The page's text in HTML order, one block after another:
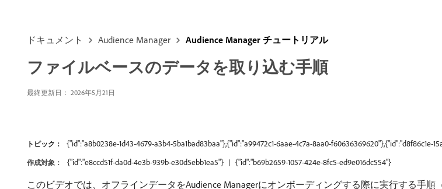
ドキュメント Audience Manager Audience Manager チュートリアル
ファイルベースのデータを取り込む手順
最終更新日： 2026年5月21日
トピック： {"id":"a8b0238e-1d43-4679-a3b4-5ba1bad83baa"},{"id":"a99472c1-6aae-4c7a-8aa0-f60636369620"},{"id":"d8f86c1e-
作成対象： {"id":"e8ccd51f-da0d-4e3b-939b-e30d5ebb1ea5"} {"id":"b69b2659-1057-424e-8fc5-ed9e016dc554"}
このビデオでは、オフラインデータをAudience Managerにオンボーディングする際に実行する手